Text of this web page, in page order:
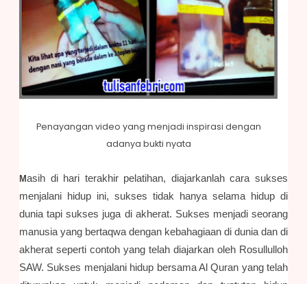
Penayangan video yang menjadi inspirasi dengan
adanya bukti nyata
Masih di hari terakhir pelatihan, diajarkanlah cara sukses
menjalani hidup ini, sukses tidak hanya selama hidup di
dunia tapi sukses juga di akherat. Sukses menjadi seorang
manusia yang bertaqwa dengan kebahagiaan di dunia dan di
akherat seperti contoh yang telah diajarkan oleh Rosullulloh
SAW. Sukses menjalani hidup bersama Al Quran yang telah